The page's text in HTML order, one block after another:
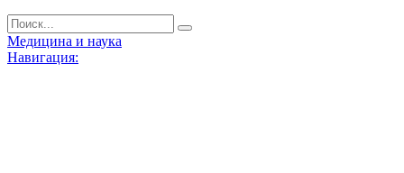
Медицина и наука
Навигация: